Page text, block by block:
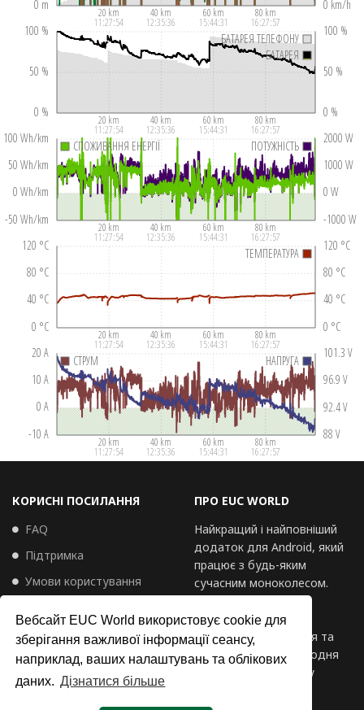
Вебсайт EUC World використовує cookie для
зберігання важливої інформації сеансу,
наприклад, ваших налаштувань та облікових
даних. Дізнатися більше
КОРИСНІ ПОСИЛАННЯ
FAQ
Підтримка
Умови користування
Політика щодо файлів
cookie
ПРО EUC WORLD
Найкращий і найповніший
додаток для Android, який
працює з будь-яким
сучасним моноколесом.
Багатий корисними
функціями, високо
оцінений, сподобався та
використовується щодня
пілотами моноколіс у